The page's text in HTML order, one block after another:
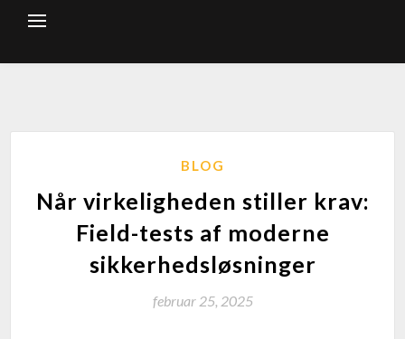
BLOG
Når virkeligheden stiller krav:
Field-tests af moderne
sikkerhedsløsninger
februar 25, 2025